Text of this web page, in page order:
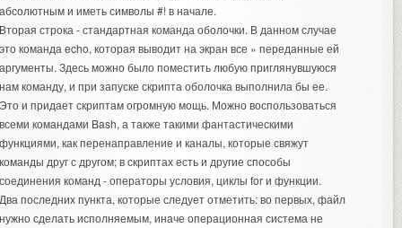
и иметь символы #! в начале.
строка - стандартная команда оболочки. В данном случае
команда echo, которая выводит на экран все » переданные ей
Здесь можно было поместить любую приглянувшуюся
команду, и при запуске скрипта оболочка выполнила бы ее.
и придает скриптам огромную мощь. Можно воспользоваться
командами Bash, а также такими фантастическими
как перенаправление и каналы, которые свяжут
друг с другом; в скриптах есть и другие способы
команд - операторы условия, циклы for и функции.
последних пункта, которые следует отметить: во первых, файл
сделать исполняемым, иначе операционная система не